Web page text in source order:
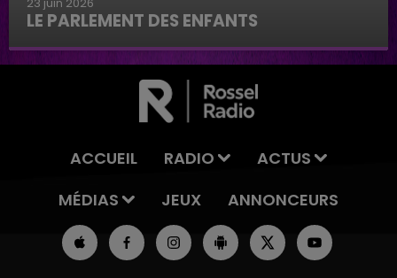
LE PARLEMENT DES ENFANTS
Le parlement des enfants
ACCUEIL RADIO
ACTUS
MÉDIAS
JEUX ANNONCEURS